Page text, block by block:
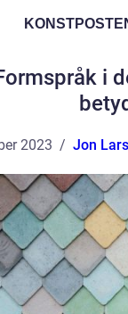
i
2023 Jon